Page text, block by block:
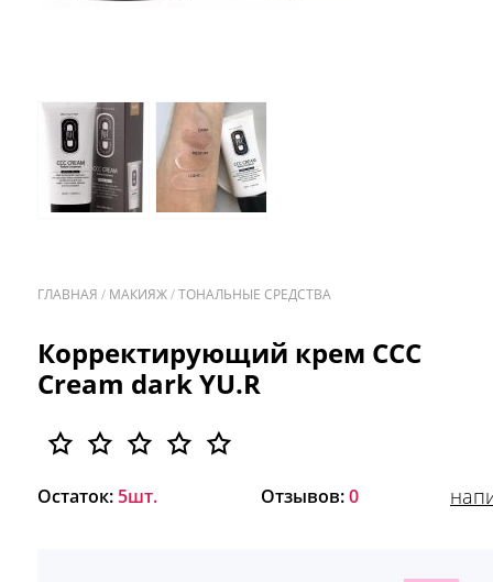
ГЛАВНАЯ / МАКИЯЖ/ТОНАЛЬНЫЕ СРЕДСТВА
Корректирующий крем CCC
Cream dark YU.R
Остаток: 5шт. Отзывов: 0